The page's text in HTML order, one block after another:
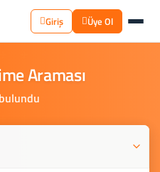
Giriş Üye Ol
Araması